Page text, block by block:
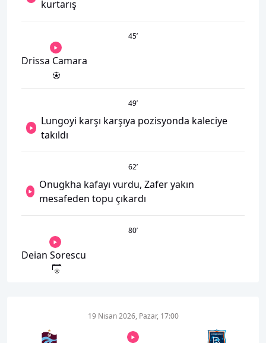
kurtarış
45’
Drissa Camara
49’
Lungoyi karşı karşıya pozisyonda kaleciye
takıldı
62’
Onugkha kafayı vurdu, Zafer yakın
mesafeden topu çıkardı
80’
Deian Sorescu
19 Nisan 2026, Pazar, 17:00